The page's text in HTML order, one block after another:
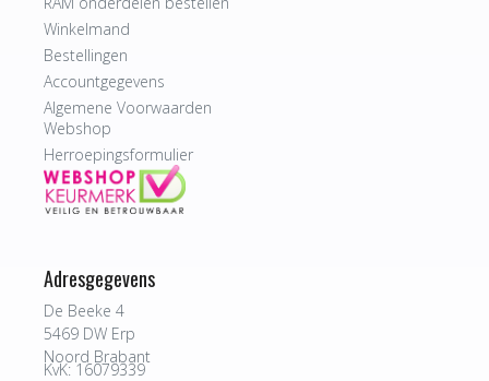
Winkelmand
Bestellingen
Accountgegevens
Algemene Voorwaarden
Webshop
Herroepingsformulier
Adresgegevens
De Beeke 4
5469 DW Erp
Noord Brabant
KvK: 16079339